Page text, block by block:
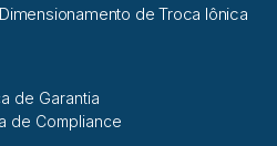
de Troca Iônica
de Garantia
de Compliance